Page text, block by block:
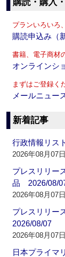
購読・購入
プランいろいろ
購読申込み（
書籍、電子商材
オンラインシ
まずはご登録く
メールニュー
新着記事
行政情報リス
2026年08月07
プレスリリー
品 2026/08/
2026年08月07
プレスリリー
2026/08/07
2026年08月07
日本プライマ